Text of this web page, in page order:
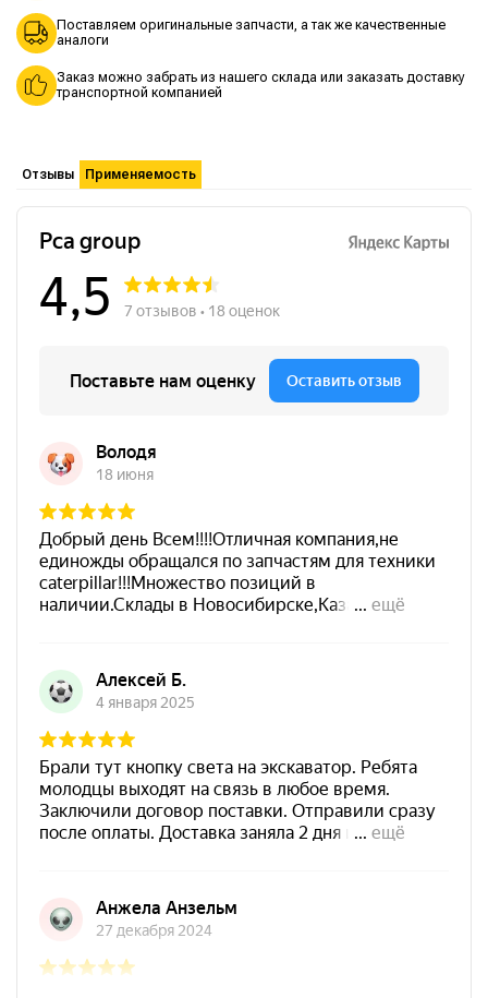
Поставляем оригинальные запчасти, а так же качественные
аналоги
Заказ можно забрать из нашего склада или заказать доставку
транспортной компанией
Отзывы Применяемость